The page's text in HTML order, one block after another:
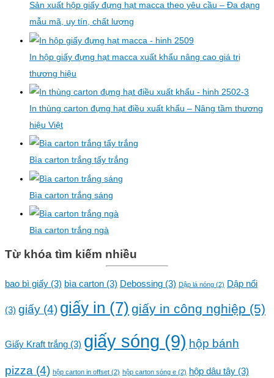
Sản xuất hộp giấy đựng hạt macca theo yêu cầu – Đa dạng
mẫu mã, uy tín, chất lượng
In hộp giấy đựng hạt macca xuất khẩu nâng cao giá trị
thương hiệu
In thùng carton đựng hạt điều xuất khẩu – Nâng tầm thương
hiệu Việt
Bìa carton trắng tẩy trắng
Bìa carton trắng sáng
Bìa carton trắng ngà
Từ khóa tìm kiếm nhiều
bao bì giấy (3) bìa carton (3) Debossing (3) Dập lá nóng (2) Dập nổi
(3) giấy (4) giấy in (7) giấy in công nghiệp (5)
Giấy Kraft trắng (3) giấy sóng (9) hộp bánh
pizza (4) hộp carton in offset (2) hộp carton sóng e (2) hộp dâu tây (3)